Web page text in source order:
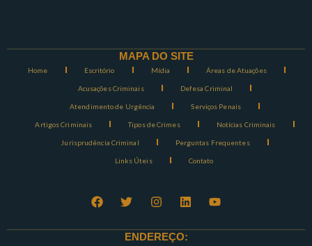
MAPA DO SITE
Home Escritório Mídia Áreas de Atuações
Acusações Criminais Defesa Criminal
Atendimento de Urgência Serviços Penais
Artigos Criminais Tipos de Crimes Notícias Criminais
Jurisprudência Criminal Perguntas Frequentes
Links Úteis Contato
ENDEREÇO: